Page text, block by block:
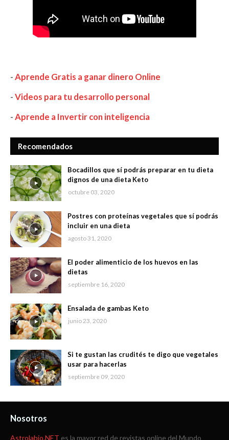
-Aprende Gratis a ganar dinero Online
-Videos para tu desarrollo personal
-Aprende a Invertir con inteligencia
Recomendados
Bocadillos que sí podrás preparar en tu dieta
dignos de una dieta Keto
octubre 03, 2020
Postres con proteínas vegetales que sí podrás
incluir en una dieta
agosto 31, 2020
El poder alimenticio de los huevos en las
dietas
septiembre 16, 2020
Ensalada de gambas Keto
junio 23, 2020
Si te gustan las crudités te digo que vegetales
usar para hacerlas
septiembre 09, 2020
Nosotros
Astrolabio.NET es la mayor red de revistas online del Mundo